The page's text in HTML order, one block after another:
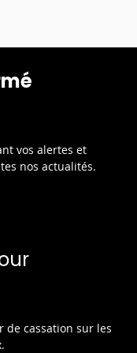
vos alertes et
nos actualités.
de cassation sur les